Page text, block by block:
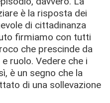
è la risposta dei
di cittadinanza
firmiamo con tutti
che prescinde da
ruolo. Vedere che i
è un segno che la
di una sollevazione